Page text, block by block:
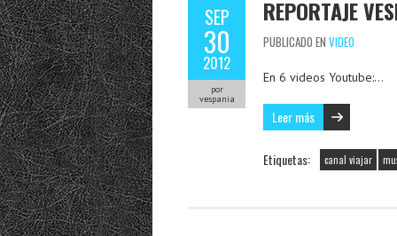
SEP
30
2012
por
vespania
REPORTAJE
PUBLICADO EN VIDEO
En 6 videos Youtube:…
Leer más
Etiquetas: canal viajar